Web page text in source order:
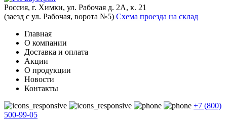
Россия, г. Химки, ул. Рабочая д. 2А, к. 21
(заезд с ул. Рабочая, ворота №5) Схема проезда на склад
Главная
О компании
Доставка и оплата
Акции
О продукции
Новости
Контакты
+7 (800)
500-99-05